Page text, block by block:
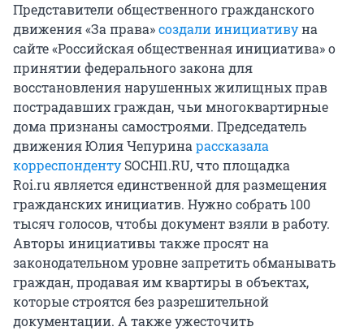
Представители общественного гражданского
движения «За права»создали инициативуна
сайте «Российская общественная инициатива» о
принятии федерального закона для
восстановления нарушенных жилищных прав
пострадавших граждан, чьи многоквартирные
дома признаны самостроями. Председатель
движения Юлия Чепурина рассказала
корреспондентуSOCHI1.RU, что площадка
Roi.ru является единственной для размещения
гражданских инициатив. Нужно собрать 100
тысяч голосов, чтобы документ взяли в работу.
Авторы инициативы также просят на
законодательном уровне запретить обманывать
граждан, продавая им квартиры в объектах,
которые строятся без разрешительной
документации. А также ужесточить